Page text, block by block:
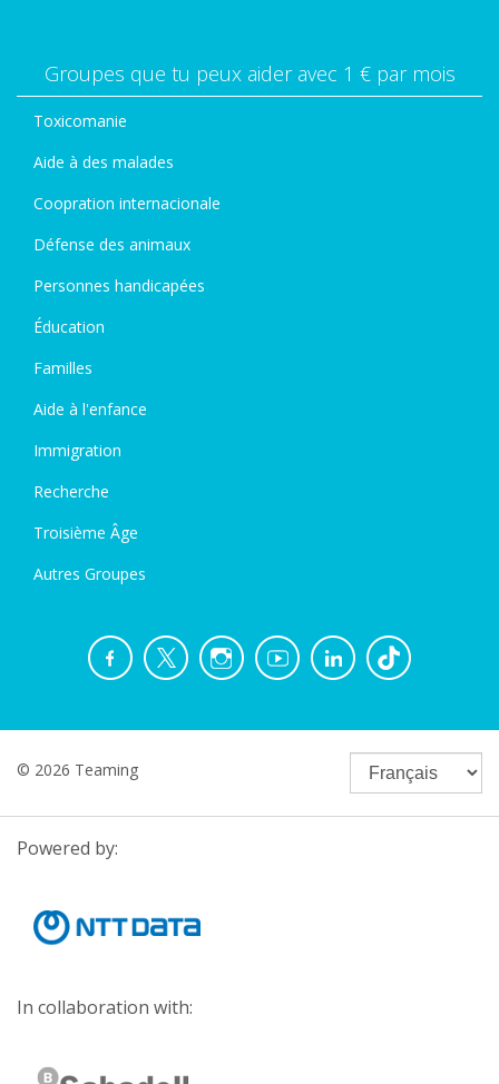
Groupes que tu peux aider avec 1 € par mois
Toxicomanie
Aide à des malades
Coopration internacionale
Défense des animaux
Personnes handicapées
Éducation
Familles
Aide à l'enfance
Immigration
Recherche
Troisième Âge
Autres Groupes
© 2026 Teaming
Powered by:
In collaboration with: